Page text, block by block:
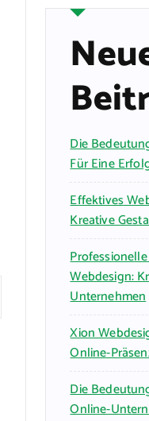
Die
Für Eine
Effektives
Kreative
Webdesign:
Unternehmen
Xion
Online-
Die
Online-